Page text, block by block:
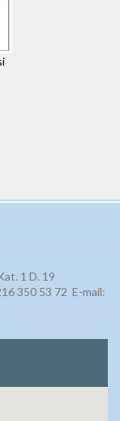
1 D. 19
350 53 72 E-mail: